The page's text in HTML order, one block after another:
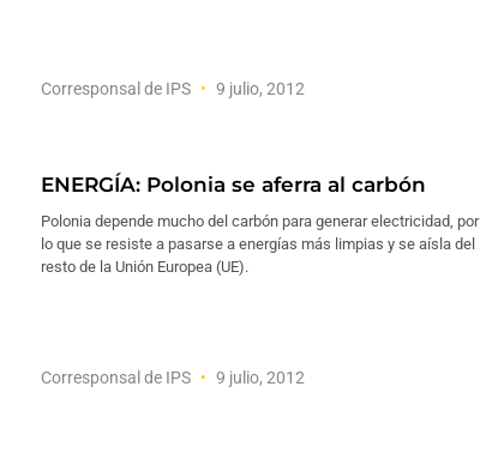
Corresponsal de IPS 9 julio, 2012
ENERGÍA: Polonia se aferra al carbón
Polonia depende mucho del carbón para generar electricidad, por
lo que se resiste a pasarse a energías más limpias y se aísla del
resto de la Unión Europea (UE).
Corresponsal de IPS 9 julio, 2012